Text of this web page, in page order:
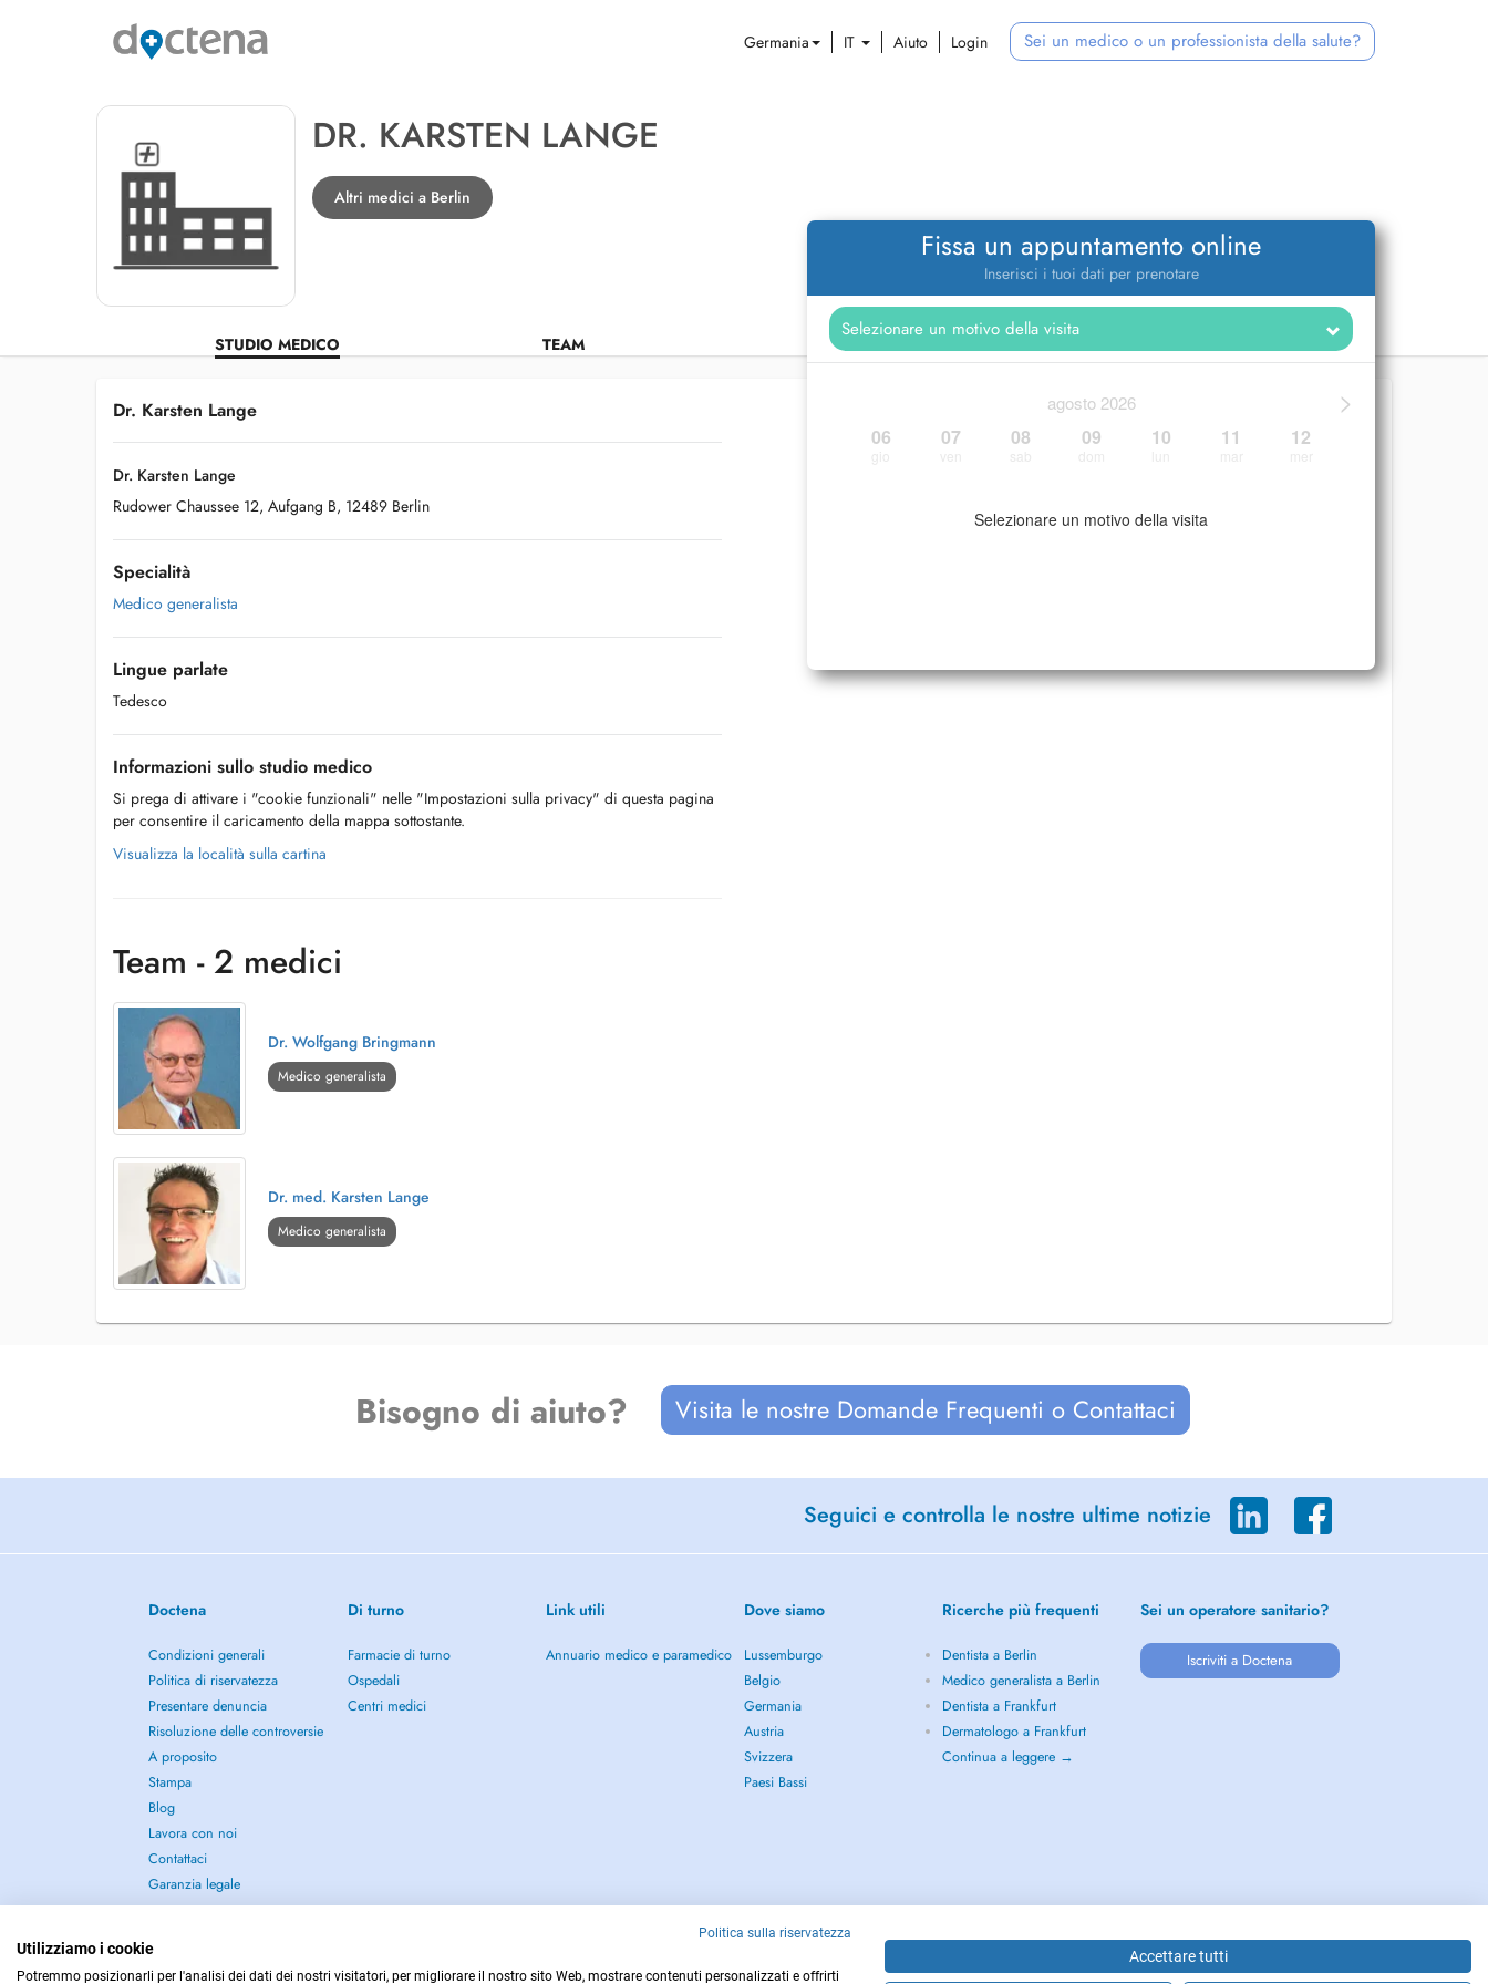
Germania IT Aiuto Login Sei un medico o un professionista della salute?
DR. KARSTEN LANGE
Altri medici a Berlin
STUDIO MEDICO TEAM
Fissa un appuntamento online
Inserisci i tuoi dati per prenotare
>
agosto 2026
06 07 08 09 10 11 12
Selezionare un motivo della visita
Dr. Karsten Lange
Dr. Karsten Lange
Rudower Chaussee 12, Aufgang B, 12489 Berlin
Specialità
Medico generalista
Lingue parlate
Tedesco
Informazioni sullo studio medico
Si prega di attivare i "cookie funzionali" nelle "Impostazioni sulla privacy" di questa pagina
per consentire il caricamento della mappa sottostante.
Visualizza la località sulla cartina
Team - 2 medici
Dr. Wolfgang Bringmann
Medico generalista
Dr. med. Karsten Lange
Medico generalista
Bisogno di aiuto? Visita le nostre Domande Frequenti o Contattaci
Seguici e controlla le nostre ultime notizie
Doctena
Condizioni generali
Politica di riservatezza
Presentare denuncia
Risoluzione delle controversie
A proposito
Stampa
Blog
Lavora con noi
Contattaci
Garanzia legale
Di turno
Farmacie di turno
Ospedali
Centri medici
Link utili
Annuario medico e paramedico
Dove siamo
Lussemburgo
Belgio
Germania
Austria
Svizzera
Paesi Bassi
Ricerche più frequenti
Dentista a Berlin
Medico generalista a Berlin
Dentista a Frankfurt
Dermatologo a Frankfurt
Continua a leggere →
Sei un operatore sanitario?
Iscriviti a Doctena
Politica sulla riservatezza
Utilizziamo i cookie
Potremmo posizionarli per l'analisi dei dati dei nostri visitatori, per migliorare il nostro sito Web, mostrare contenuti personalizzati e offrirti
Accettare tutti